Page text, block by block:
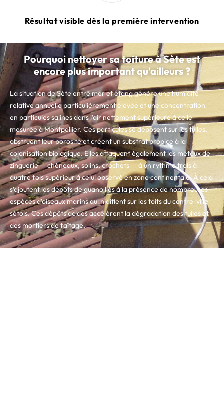
Résultat visible dès la première intervention
Pourquoi nettoyer sa toiture à Sète est
encore plus important qu'ailleurs ?
La situation de Sète entre mer et étang génère une humidité
relative annuelle particulièrement élevée et une concentration
en particules salines dans l’air nettement supérieure à celle
mesurée à Montpellier. Ces particules se déposent sur les tuiles,
obstruent leur porosité et créent un substrat propice à la
colonisation biologique. Elles attaquent également les métaux de
zinguerie — chéneaux, solins, crochets — à un rythme trois à
quatre fois supérieur à celui observé en zone continentale. À cela
s’ajoutent les dépôts de guano liés à la présence de nombreuses
espèces d’oiseaux marins qui nidifient sur les toits du centre-ville
sètois. Ces dépôts acides accélèrent la dégradation des tuiles et
des mortiers de faîtage.